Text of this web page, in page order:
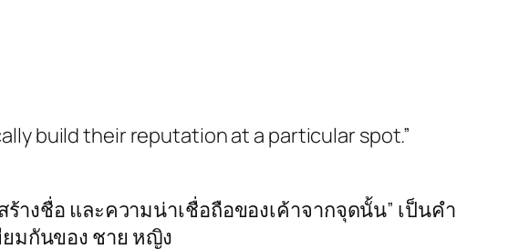
build their reputation at a particular spot.”
งชื่อ และความน่าเชื่อถือของเค้าจากจุดนั้น” เป็นคำ
มกันของ ชาย หญิง